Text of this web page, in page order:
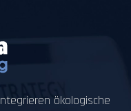
ökologische